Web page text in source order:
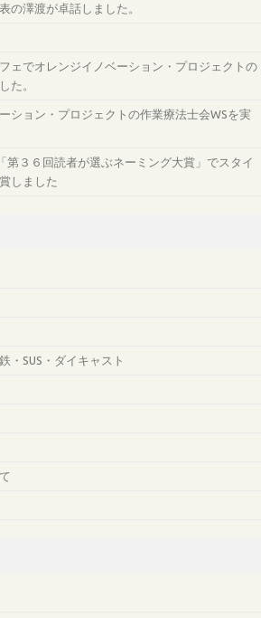
の澤渡が卓話しました。
ェでオレンジイノベーション・プロジェクトの
た。
ション・プロジェクトの作業療法士会WSを実
第３６回読者が選ぶネーミング大賞」でスタイ
しました
SUS・ダイキャスト